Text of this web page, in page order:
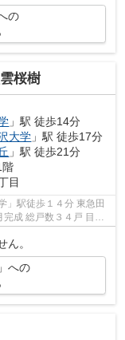
の
桜樹
」駅 徒歩14分
大学 」駅 徒歩17分
」駅 徒歩21分
階
目
ん。
への